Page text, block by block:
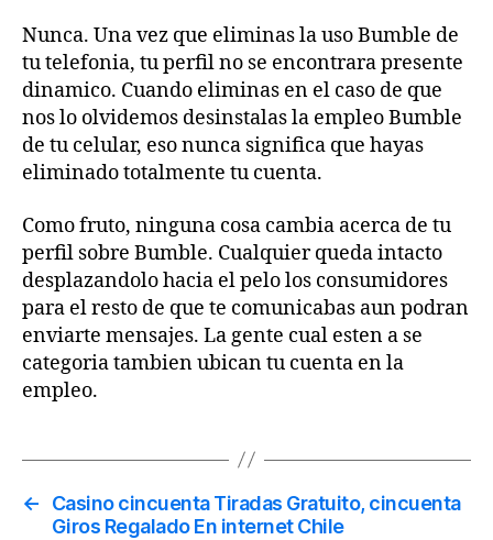
Nunca. Una vez que eliminas la uso Bumble de
tu telefonia, tu perfil no se encontrara presente
dinamico. Cuando eliminas en el caso de que
nos lo olvidemos desinstalas la empleo Bumble
de tu celular, eso nunca significa que hayas
eliminado totalmente tu cuenta.
Como fruto, ninguna cosa cambia acerca de tu
perfil sobre Bumble. Cualquier queda intacto
desplazandolo hacia el pelo los consumidores
para el resto de que te comunicabas aun podran
enviarte mensajes. La gente cual esten a se
categoria tambien ubican tu cuenta en la
empleo.
←
Casino cincuenta Tiradas Gratuito, cincuenta
Giros Regalado En internet Chile